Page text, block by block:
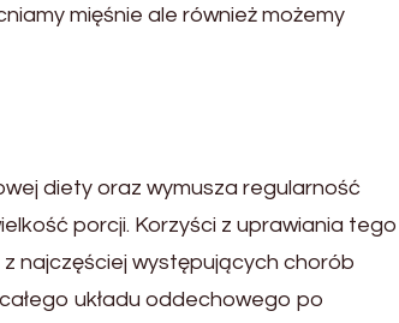
mięśnie ale również możemy
diety oraz wymusza regularność
porcji. Korzyści z uprawiania tego
najczęściej występujących chorób
układu oddechowego po